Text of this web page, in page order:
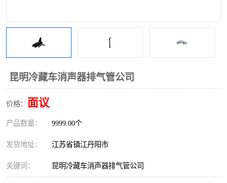
昆明冷藏车消声器排气管公司
价格： 面议
产品数量： 9999.00个
发货地址： 江苏省镇江丹阳市
关键词： 昆明冷藏车消声器排气管公司